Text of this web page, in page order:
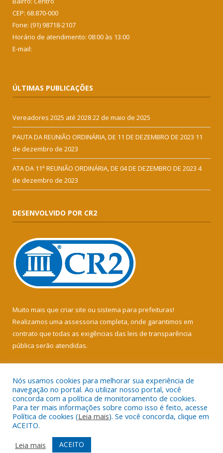
CEP: 68.870-000
Fone: (91) 98718-2107
Horário de atendimento: 08:00 às 13:00
E-mail:
ÚLTIMAS PUBLICAÇÕES
Vereadores 2025 até 202822 de maio de 2025
PAUTA DA REUNIÃO ORDINÁRIA, DE 11 DE DEZEMBRO DE 2023 11
de dezembro de 2023
ATA DA 11ª REUNIÃO ORDINÁRIA, DE 04 DE DEZEMBRO DE 2023 4
de dezembro de 2023
DESENVOLVIDO POR CR2
Muito mais que criar site ou sistema para prefeituras!
Realizamos uma assessoria completa, onde garantimos em
contrato que todas as exigências das leis de transparência
pública serão atendidas.
Todos os direitos reservados a Câmara Municipal de Soure.
Mapa do Site
Acessar Área Administrativa
Nós usamos cookies para melhorar sua experiência de
navegação no portal. Ao utilizar nosso portal, você
concorda com a política de monitoramento de cookies.
Para ter mais informações sobre como isso é feito, acesse
Política de cookies (Leia mais). Se você concorda, clique em
ACEITO.
Leia mais
ACEITO